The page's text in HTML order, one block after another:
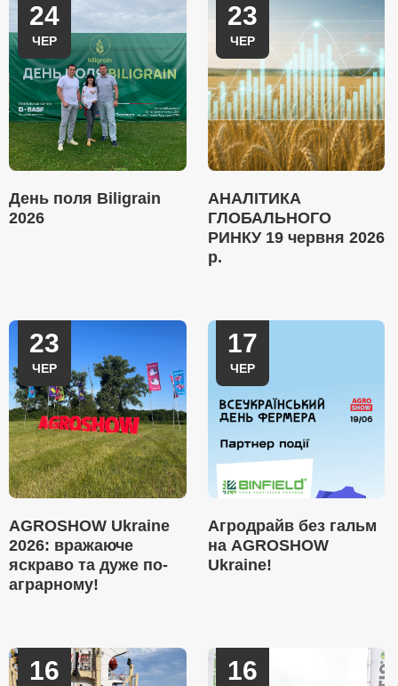
24
ЧЕР
День поля Biligrain
2026
23
ЧЕР
АНАЛІТИКА
ГЛОБАЛЬНОГО
РИНКУ 19 червня 2026
р.
23
ЧЕР
AGROSHOW Ukraine
2026: вражаюче
яскраво та дуже по-
аграрному!
17
ЧЕР
Агродрайв без гальм
на AGROSHOW
Ukraine!
16 16